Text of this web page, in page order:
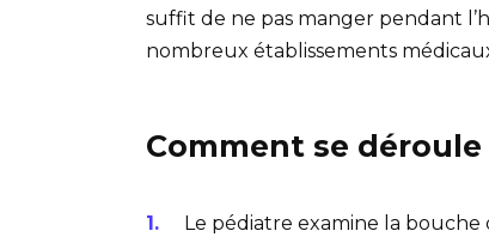
suffit de ne pas manger pendant
nombreux établissements
Comment se
Le pédiatre examine la